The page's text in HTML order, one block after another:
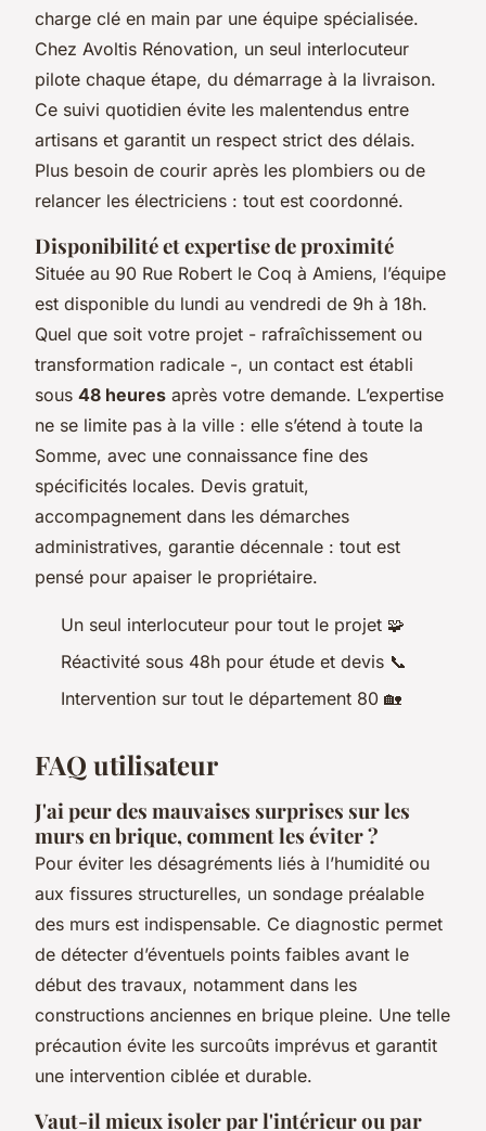
charge clé en main par une équipe spécialisée.
Chez Avoltis Rénovation, un seul interlocuteur
pilote chaque étape, du démarrage à la livraison.
Ce suivi quotidien évite les malentendus entre
artisans et garantit un respect strict des délais.
Plus besoin de courir après les plombiers ou de
relancer les électriciens : tout est coordonné.
Disponibilité et expertise de proximité
Située au 90 Rue Robert le Coq à Amiens, l’équipe
est disponible du lundi au vendredi de 9h à 18h.
Quel que soit votre projet - rafraîchissement ou
transformation radicale -, un contact est établi
sous 48 heures après votre demande. L’expertise
ne se limite pas à la ville : elle s’étend à toute la
Somme, avec une connaissance fine des
spécificités locales. Devis gratuit,
accompagnement dans les démarches
administratives, garantie décennale : tout est
pensé pour apaiser le propriétaire.
Un seul interlocuteur pour tout le projet 🧩
Réactivité sous 48h pour étude et devis 📞
Intervention sur tout le département 80 🏡
FAQ utilisateur
J'ai peur des mauvaises surprises sur les
murs en brique, comment les éviter ?
Pour éviter les désagréments liés à l’humidité ou
aux fissures structurelles, un sondage préalable
des murs est indispensable. Ce diagnostic permet
de détecter d’éventuels points faibles avant le
début des travaux, notamment dans les
constructions anciennes en brique pleine. Une telle
précaution évite les surcoûts imprévus et garantit
une intervention ciblée et durable.
Vaut-il mieux isoler par l'intérieur ou par